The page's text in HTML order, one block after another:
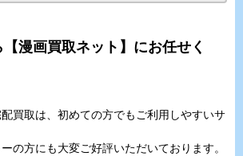
漫画買取ネット】にお任せく
買取は、初めての方でもご利用しやすいサ
の方にも大変ご好評いただいております。